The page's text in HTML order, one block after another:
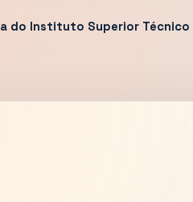
do Instituto Superior Técnico